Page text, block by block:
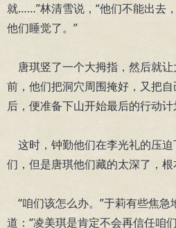
就……”林清雪说，“他们不能出去
他们睡觉了。”
唐琪竖了一个大拇指，然后就
前，他们把洞穴周围掩好，又把
后，便准备下山开始最后的行动计
这时，钟勤他们在李光礼的压
们，但是唐琪他们藏的太深了，根
“咱们该怎么办。”于莉有些焦急
道：“凌美琪是肯定不会再信任咱